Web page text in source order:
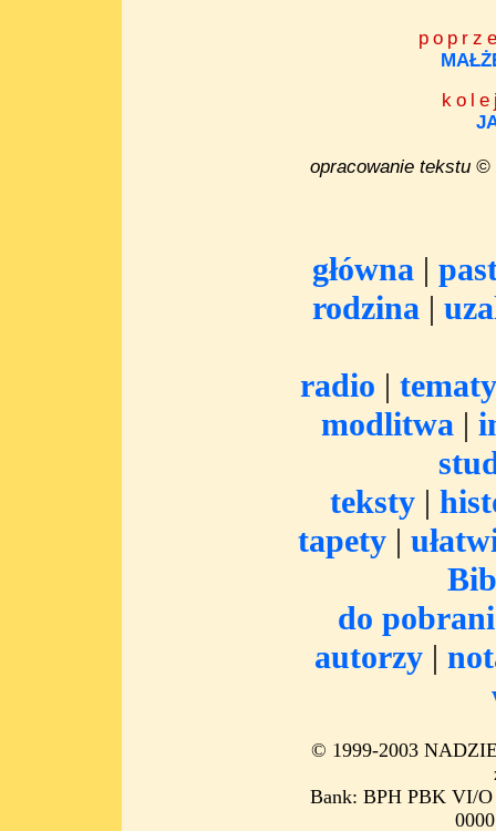
opracowanie tekstu ©
główna |
rodzina |
radio | tematy
modlitwa|
teksty |
tapety|
do
autorzy|
© 1999-2003
Bank: BPH PBK VI/O